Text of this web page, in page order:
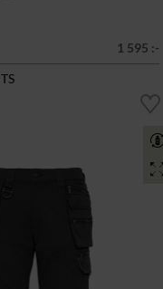
1 595 :-